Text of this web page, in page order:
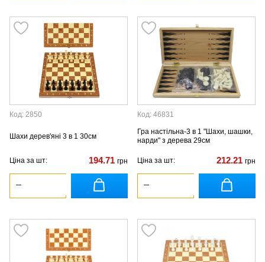
Код: 2850
Шахи дерев'яні 3 в 1 30см
Ціна за шт: 194.71 грн
Код: 46831
Гра настільна-3 в 1 "Шахи, шашки,
нарди" з дерева 29см
Ціна за шт: 212.21 грн